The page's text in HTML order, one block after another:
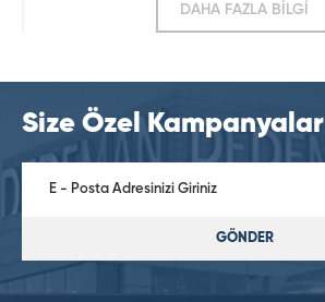
DAHA FAZLA BİLGİ
Size Özel Kampanyalar
GÖNDER